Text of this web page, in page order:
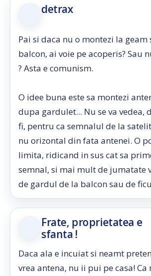
detrax
Pai si daca nu o montezi la geam
balcon, ai voie pe acoperis? Sau
? Asta e comunism.
O idee buna este sa montezi
dupa gardulet... Nu se va vedea,
fi, pentru ca semnalul de la
nu orizontal din fata antenei. O
limita, ridicand in sus cat sa
semnal, si mai mult de jumatate
de gardul de la balcon sau de
Frate, proprietatea e
sfanta !
Daca ala e incuiat si neamt
vrea antena, nu ii pui pe casa! Ca